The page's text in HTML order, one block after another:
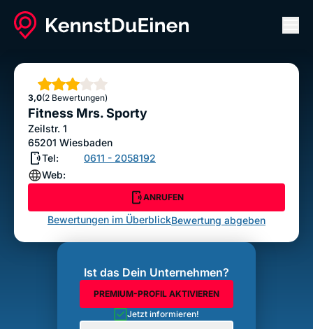
Fitness Mrs. Sporty
3,0
Sterne
(2 Bewertungen)
Fitness Mrs. Sporty
Zeilstr. 1
65201 Wiesbaden
Tel:
0611 - 2058192
Web:
ANRUFEN
Bewertungen im ÜberblickBewertung abgeben
Ist das Dein Unternehmen?
PREMIUM-PROFIL AKTIVIEREN
Jetzt informieren!